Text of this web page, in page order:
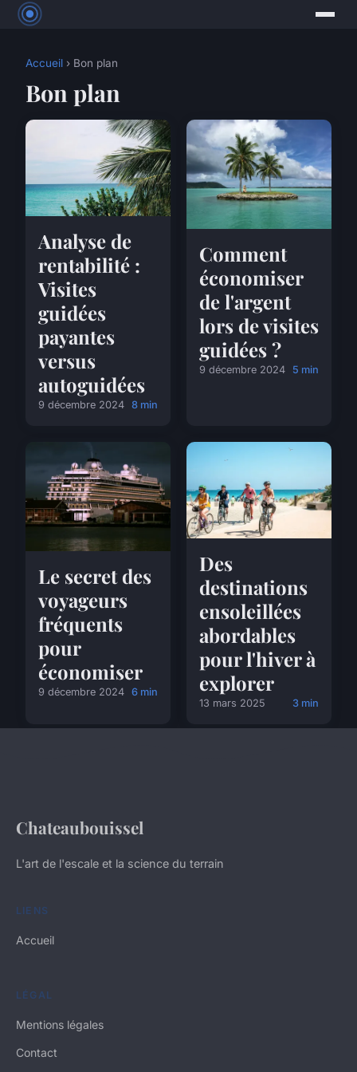
Accueil › Bon plan
Bon plan
Analyse de
rentabilité :
Visites
guidées
payantes
versus
autoguidées
9 décembre 2024 8 min
Comment
économiser
de l'argent
lors de visites
guidées ?
9 décembre 2024 5 min
Le secret des
voyageurs
fréquents
pour
économiser
9 décembre 2024 6 min
Des
destinations
ensoleillées
abordables
pour l'hiver à
explorer
13 mars 2025 3 min
Chateaubouissel
L'art de l'escale et la science du terrain
LIENS
Accueil
LÉGAL
Mentions légales
Contact